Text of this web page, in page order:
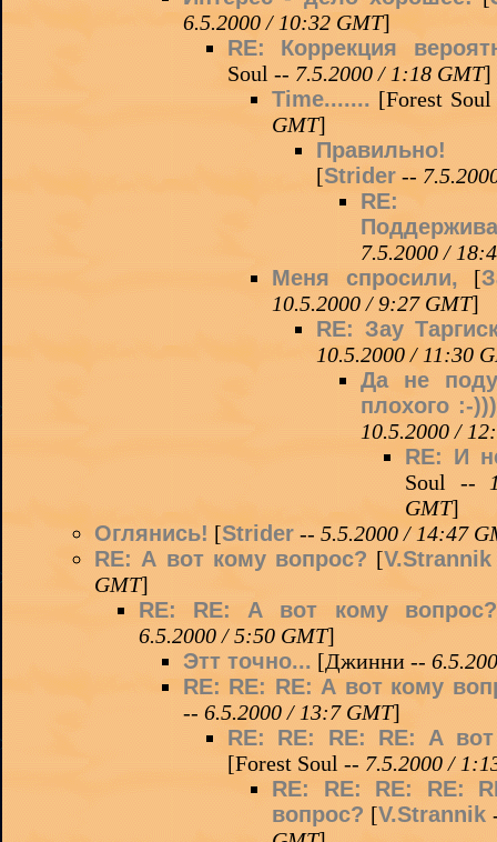
6.5.2000 / 10:32 GMT]
RE: Коррекция
Soul -- 7.5.2000 / 1:18 GMT]
Time....... [Forest
GMT]
Правильно!
[Strider --
RE:
7.5.2000 /
Меня спросили, [
10.5.2000 / 9:27 GMT]
RE: Зау
10.5.2000 / 11:30
Да не
плохого :-)))
10.5.2000 /
RE: И
Soul --
GMT]
Оглянись! [Strider -- 5.5.2000 / 14:47
RE: А вот кому вопрос? [V.Strannik
GMT]
RE: RE: А вот кому вопрос?
6.5.2000 / 5:50 GMT]
Этт точно... [Джинни --
RE: RE: RE: А вот кому
-- 6.5.2000 / 13:7 GMT]
RE: RE: RE: RE: А
[Forest Soul -- 7.5.2000 /
RE: RE: RE: RE:
вопрос? [V.Strannik